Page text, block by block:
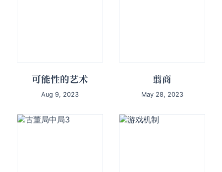
可能性的艺术
Aug 9, 2023
翦商
May 28, 2023